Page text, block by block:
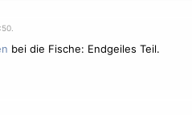
bei die Fische: Endgeiles Teil.